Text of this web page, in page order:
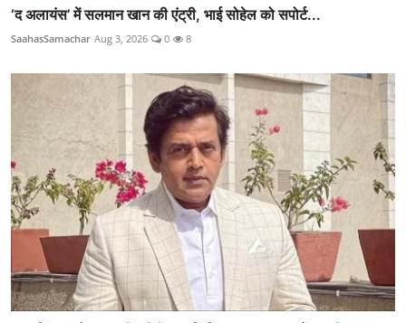
‘द अलायंस’ में सलमान खान की एंट्री, भाई सोहेल को सपोर्ट...
SaahasSamachar Aug 3, 2026 0 8